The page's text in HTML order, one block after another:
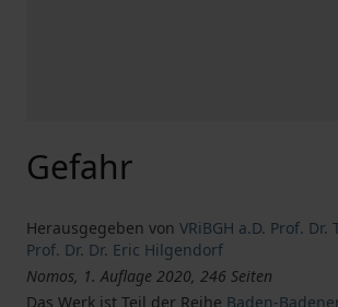
Gefahr
Herausgegeben von VRiBGH a.D. Prof. Dr.
Prof. Dr. Dr. Eric Hilgendorf
Nomos, 1. Auflage 2020, 246 Seiten
Das Werk ist Teil der Reihe Baden-